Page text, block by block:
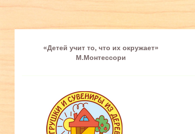
«Детей учит то, что их окружает»
М.Монтессори